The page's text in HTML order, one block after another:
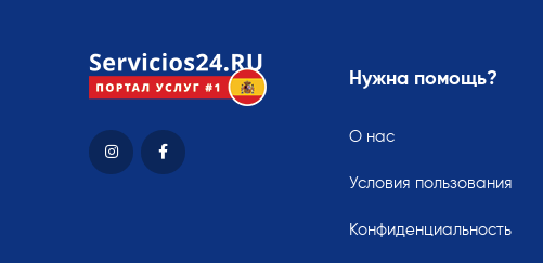
Нужна помощь?
О нас
Условия пользования
Конфиденциальность